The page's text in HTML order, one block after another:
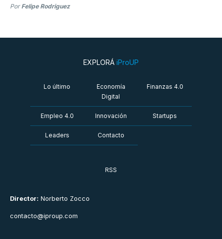
Por Felipe Rodriguez
Director: Norberto Zocco
contacto@iproup.com
EXPLORÁ iProUP
Lo último
Economía
Digital
Finanzas 4.0
Empleo 4.0 Innovación Startups
Leaders Contacto
RSS